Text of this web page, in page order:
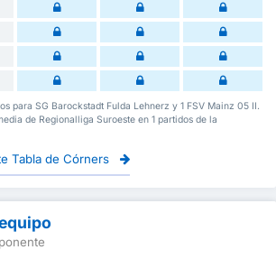
para SG Barockstadt Fulda Lehnerz y 1 FSV Mainz 05 II.
de Regionalliga Suroeste en 1 partidos de la
Tabla de Córners